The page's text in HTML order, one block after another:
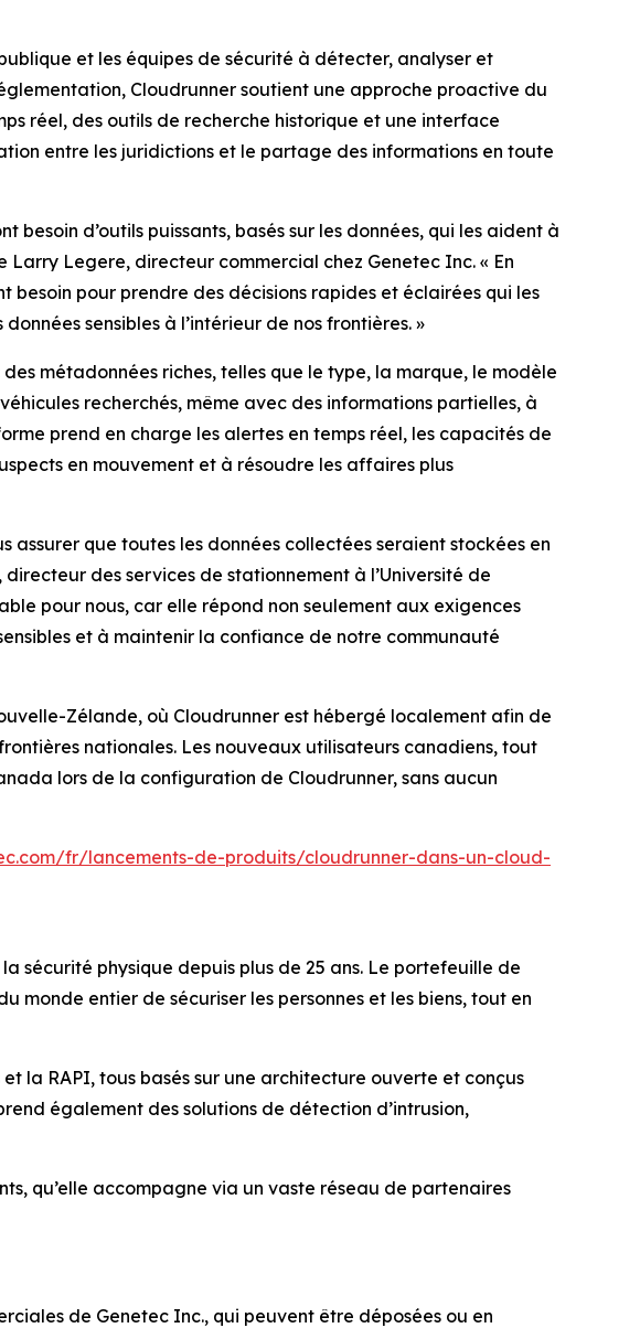
et les équipes de sécurité à détecter, analyser et
Cloudrunner soutient une approche proactive du
réel, des outils de recherche historique et une interface
entre les juridictions et le partage des informations en toute
d’outils puissants, basés sur les données, qui les aident à
Larry Legere, directeur commercial chez Genetec Inc. « En
besoin pour prendre des décisions rapides et éclairées qui les
sensibles à l’intérieur de nos frontières. »
métadonnées riches, telles que le type, la marque, le modèle
recherchés, même avec des informations partielles, à
prend en charge les alertes en temps réel, les capacités de
en mouvement et à résoudre les affaires plus
assurer que toutes les données collectées seraient stockées en
des services de stationnement à l’Université de
pour nous, car elle répond non seulement aux exigences
et à maintenir la confiance de notre communauté
Zélande, où Cloudrunner est hébergé localement afin de
nationales. Les nouveaux utilisateurs canadiens, tout
lors de la configuration de Cloudrunner, sans aucun
fr/lancements-de-produits/cloudrunner-dans-un-cloud-
sécurité physique depuis plus de 25 ans. Le portefeuille de
entier de sécuriser les personnes et les biens, tout en
la RAPI, tous basés sur une architecture ouverte et conçus
également des solutions de détection d’intrusion,
qu’elle accompagne via un vaste réseau de partenaires
de Genetec Inc., qui peuvent être déposées ou en